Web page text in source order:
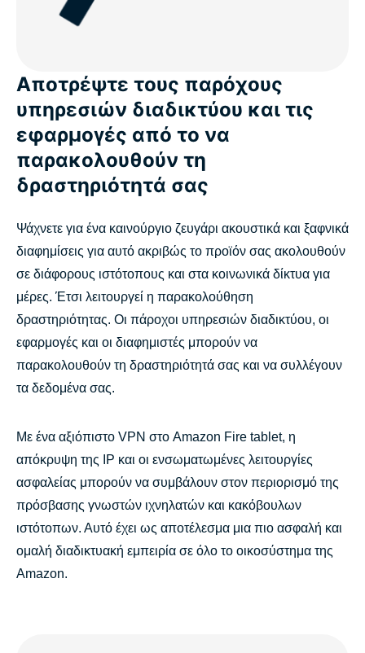
Αποτρέψτε τους παρόχους
υπηρεσιών διαδικτύου και τις
εφαρμογές από το να
παρακολουθούν τη
δραστηριότητά σας
Ψάχνετε για ένα καινούργιο ζευγάρι ακουστικά και ξαφνικά
διαφημίσεις για αυτό ακριβώς το προϊόν σας ακολουθούν
σε διάφορους ιστότοπους και στα κοινωνικά δίκτυα για
μέρες. Έτσι λειτουργεί η παρακολούθηση
δραστηριότητας. Οι πάροχοι υπηρεσιών διαδικτύου, οι
εφαρμογές και οι διαφημιστές μπορούν να
παρακολουθούν τη δραστηριότητά σας και να συλλέγουν
τα δεδομένα σας.
Με ένα αξιόπιστο VPN στο Amazon Fire tablet, η
απόκρυψη της IP και οι ενσωματωμένες λειτουργίες
ασφαλείας μπορούν να συμβάλουν στον περιορισμό της
πρόσβασης γνωστών ιχνηλατών και κακόβουλων
ιστότοπων. Αυτό έχει ως αποτέλεσμα μια πιο ασφαλή και
ομαλή διαδικτυακή εμπειρία σε όλο το οικοσύστημα της
Amazon.